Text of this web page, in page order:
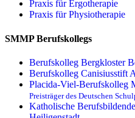
Praxis für Ergo­therapie
Praxis für Physio­therapie
SMMP Berufskollegs
Berufskolleg Bergkloster
Berufskolleg Canisiusstift
Placida-Viel-Berufskolleg
Preisträger des Deutschen
Katholische